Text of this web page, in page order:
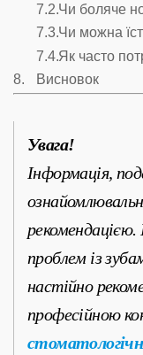
Чи боляче
Чи можна
Як часто
Висновок
Увага!
Інформація,
проблем із
настійно
професійною